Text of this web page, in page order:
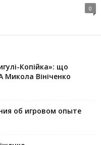
0
Копійка»: що
Микола Вініченко
об игровом опыте